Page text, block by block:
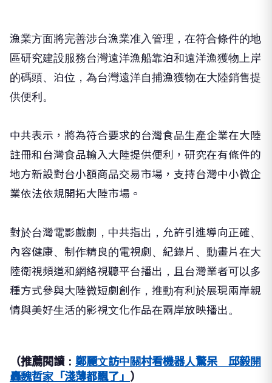
漁業方面將完善涉台漁業准入管理，在符合條件的地
區研究建設服務台灣遠洋漁船靠泊和遠洋漁獲物上岸
的碼頭、泊位，為台灣遠洋自捕漁獲物在大陸銷售提
供便利。
中共表示，將為符合要求的台灣食品生產企業在大陸
註冊和台灣食品輸入大陸提供便利，研究在有條件的
地方新設對台小額商品交易市場，支持台灣中小微企
業依法依規開拓大陸市場。
對於台灣電影戲劇，中共指出，允許引進導向正確、
內容健康、制作精良的電視劇、紀錄片、動畫片在大
陸衛視頻道和網絡視聽平台播出，且台灣業者可以多
種方式參與大陸微短劇創作，推動有利於展現兩岸親
情與美好生活的影視文化作品在兩岸放映播出。
（推薦閱讀： 鄭麗文訪中關村看機器人驚呆 邱毅開
轟魏哲家「淺薄都飄了」 ）